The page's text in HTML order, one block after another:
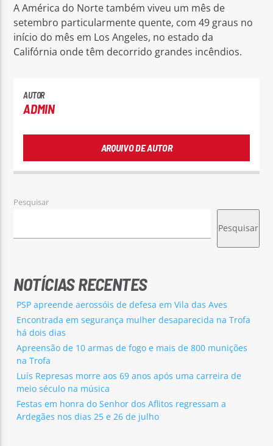
A América do Norte também viveu um mês de
setembro particularmente quente, com 49 graus no
início do mês em Los Angeles, no estado da
Califórnia onde têm decorrido grandes incêndios.
AUTOR
ADMIN
ARQUIVO DE AUTOR
Pesquisar
Pesquisar
NOTÍCIAS RECENTES
PSP apreende aerossóis de defesa em Vila das Aves
Encontrada em segurança mulher desaparecida na Trofa
há dois dias
Apreensão de 10 armas de fogo e mais de 800 munições
na Trofa
Luís Represas morre aos 69 anos após uma carreira de
meio século na música
Festas em honra do Senhor dos Aflitos regressam a
Ardegães nos dias 25 e 26 de julho